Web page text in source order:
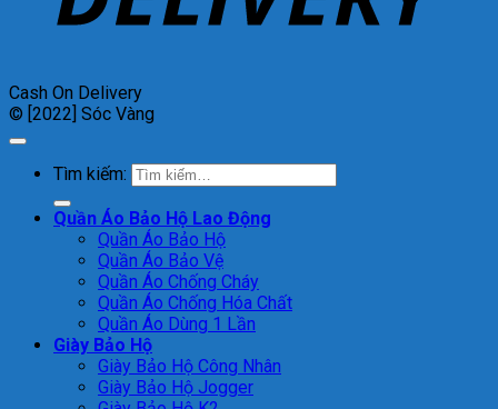
Cash On Delivery
© [2022] Sóc Vàng
Tìm kiếm:
Quần Áo Bảo Hộ Lao Động
Quần Áo Bảo Hộ
Quần Áo Bảo Vệ
Quần Áo Chống Cháy
Quần Áo Chống Hóa Chất
Quần Áo Dùng 1 Lần
Giày Bảo Hộ
Giày Bảo Hộ Công Nhân
Giày Bảo Hộ Jogger